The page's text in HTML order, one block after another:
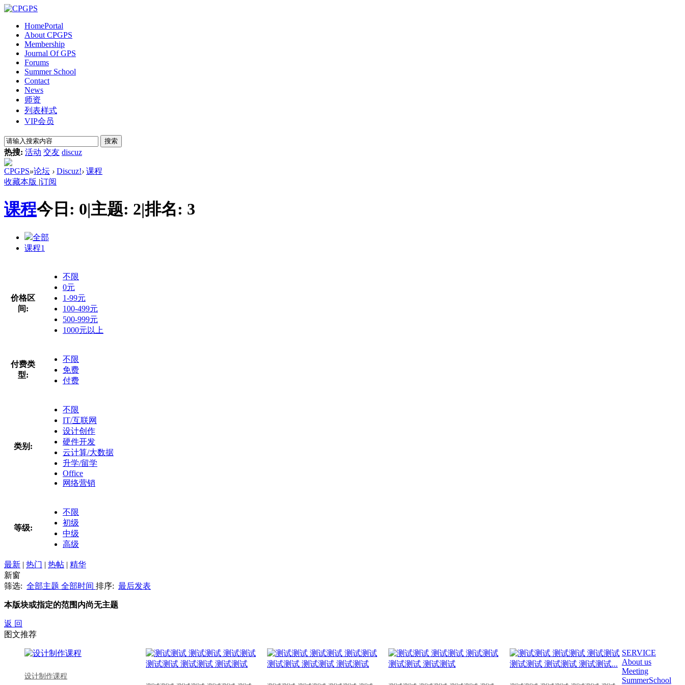
HomePortal
About CPGPS
Membership
Journal Of GPS
Forums
Summer School
Contact
News
师资
列表样式
VIP会员
搜索
热搜: 活动 交友 discuz
CPGPS»论坛 › Discuz!› 课程
收藏本版 |订阅
课程今日: 0|主题: 2|排名: 3
全部
课程1
价格区
间:
不限
0元
1-99元
100-499元
500-999元
1000元以上
付费类
型:
不限
免费
付费
类别:
不限
IT/互联网
设计创作
硬件开发
云计算/大数据
升学/留学
Office
网络营销
等级:
不限
初级
中级
高级
最新 | 热门 | 热帖 | 精华
新窗
筛选: 全部主题 全部时间 排序: 最后发表
本版块或指定的范围内尚无主题
返 回
图文推荐
设计制作课程
SERVICE
About us
Meeting
SummerSchool